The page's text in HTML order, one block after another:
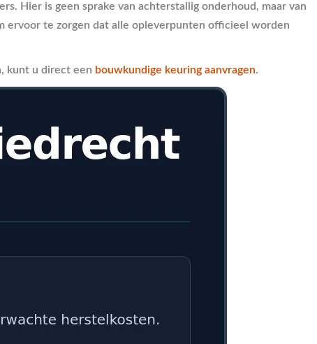
Hier is geen sprake van achterstallig onderhoud, maar van
ervoor te zorgen dat alle opleverpunten officieel worden
kunt u direct een bouwkundige keuring aanvragen.